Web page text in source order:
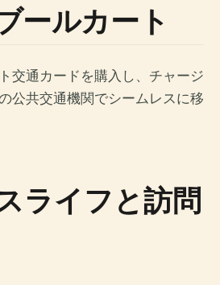
ールカート
交通カードを購入し、チャージ
公共交通機関でシームレスに移
ライフと訪問